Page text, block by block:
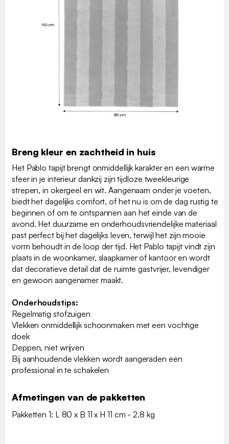
Breng kleur en zachtheid in huis
Het Pablo tapijt brengt onmiddellijk karakter en een warme
sfeer in je interieur dankzij zijn tijdloze tweekleurige
strepen, in okergeel en wit. Aangenaam onder je voeten,
biedt het dagelijks comfort, of het nu is om de dag rustig te
beginnen of om te ontspannen aan het einde van de
avond. Het duurzame en onderhoudsvriendelijke materiaal
past perfect bij het dagelijks leven, terwijl het zijn mooie
vorm behoudt in de loop der tijd. Het Pablo tapijt vindt zijn
plaats in de woonkamer, slaapkamer of kantoor en wordt
dat decoratieve detail dat de ruimte gastvrijer, levendiger
en gewoon aangenamer maakt.
Onderhoudstips:
Regelmatig stofzuigen
Vlekken onmiddellijk schoonmaken met een vochtige
doek
Deppen, niet wrijven
Bij aanhoudende vlekken wordt aangeraden een
professional in te schakelen
Afmetingen van de pakketten
Pakketten 1: L 80 x B 11 x H 11 cm - 2.8 kg